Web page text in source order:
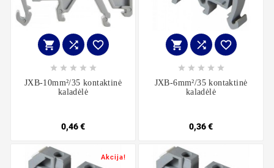
  
    
JXB-10mm²/35 kontaktinė
kaladėlė
0,46 €
  
    
JXB-6mm²/35 kontaktinė
kaladėlė
0,36 €
Akcija!